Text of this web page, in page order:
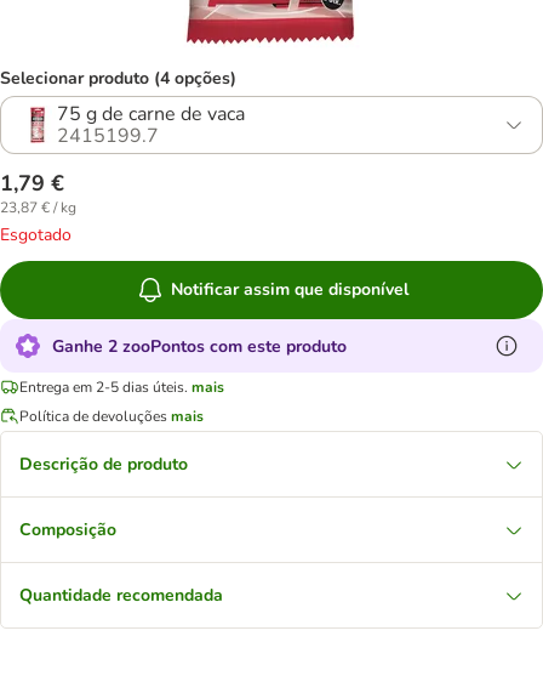
Selecionar produto (4 opções)
75 g de carne de vaca
2415199.7
1,79 €
23,87 € / kg
Esgotado
Notificar assim que disponível
Ganhe 2 zooPontos com este produto
Entrega em 2-5 dias úteis. mais
Política de devoluçõesmais
Descrição de produto
Composição
Quantidade recomendada